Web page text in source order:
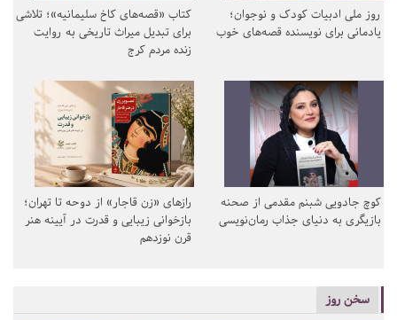
روز ملی ادبیات کودک و نوجوان؛
یادمانی برای نویسنده قصه‌های خوب
کتاب «قصه‌های کاخ سلیمانیه»؛ تلاشی
برای تبدیل میراث تاریخی به روایت
زنده مردم کرج
کوچ جادویی شبنم مقدمی از صحنه
بازیگری به دنیای جذاب رمان‌نویسی
رازهای «زن قاجار» از دوحه تا تهران؛
بازخوانی زیبایی و قدرت در آیینه هنر
قرن نوزدهم
سخن روز